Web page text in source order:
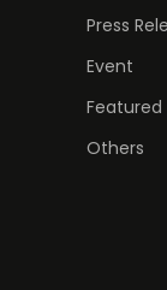
Press
Event
Featured
Others